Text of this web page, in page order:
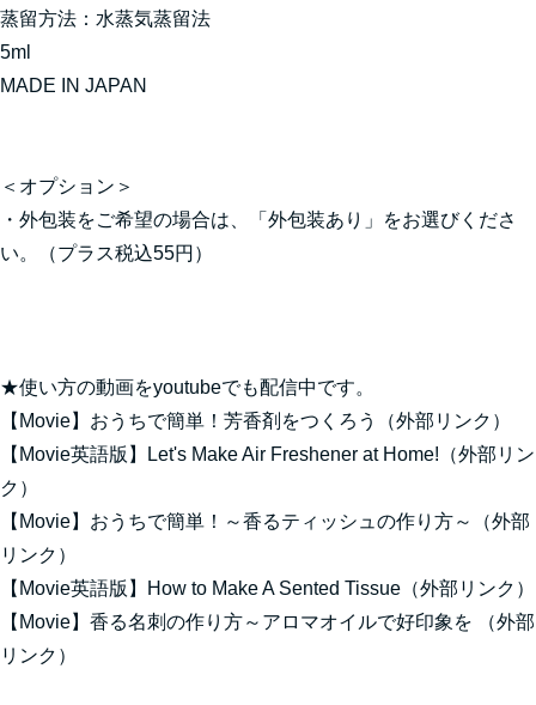
蒸留方法：水蒸気蒸留法
5ml
MADE IN JAPAN
＜オプション＞
・外包装をご希望の場合は、「外包装あり」をお選びくださ
い。（プラス税込55円）
★使い方の動画をyoutubeでも配信中です。
【Movie】おうちで簡単！芳香剤をつくろう
（外部リンク）
【Movie英語版】Let's Make Air Freshener at Home! （外部リン
ク）
【Movie】おうちで簡単！～香るティッシュの作り方～
（外部
リンク）
【Movie英語版】How to Make A Sented Tissue （外部リンク）
【Movie】香る名刺の作り方～アロマオイルで好印象を
（外部
リンク）